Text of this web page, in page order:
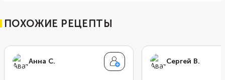
ПОХОЖИЕ РЕЦЕПТЫ
Анна С. Сергей В.